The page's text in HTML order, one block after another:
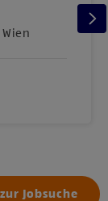
zur Jobsuche